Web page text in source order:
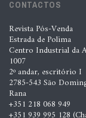
CONTACTOS
Revista Pós-Venda
Estrada de Polima
Centro Industrial da
1007
2º andar, escritório I
2785-543 São
Rana
+351 218 068 949